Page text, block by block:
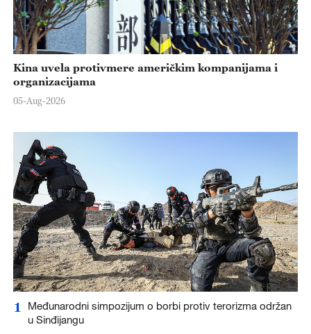
Kina uvela protivmere američkim kompanijama i
organizacijama
05-Aug-2026
1
Međunarodni simpozijum o borbi protiv terorizma održan
u Sinđijangu